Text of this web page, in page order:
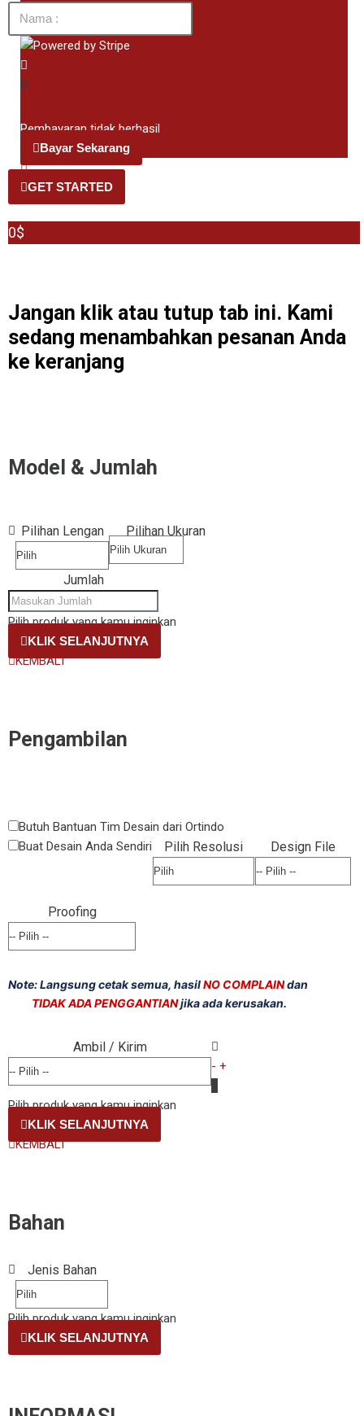
Pembayaran tidak berhasil
Bayar Sekarang
GET STARTED
0$
Jangan klik atau tutup tab ini. Kami
sedang menambahkan pesanan Anda
ke keranjang
Model & Jumlah
Pilihan Lengan Pilihan Ukuran
Jumlah
Pilih produk yang kamu inginkan
KLIK SELANJUTNYA
KEMBALI
Pengambilan
Butuh Bantuan Tim Desain dari Ortindo
Buat Desain Anda Sendiri
Pilih Resolusi Design File
Proofing
Note: Langsung cetak semua, hasilNO COMPLAINdan
TIDAK ADA PENGGANTIANjika ada kerusakan.
Ambil / Kirim
- +
Pilih produk yang kamu inginkan
KLIK SELANJUTNYA
KEMBALI
Bahan
Jenis Bahan
Pilih produk yang kamu inginkan
KLIK SELANJUTNYA